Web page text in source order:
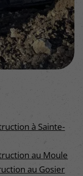
à Sainte-
au Moule
au Gosier